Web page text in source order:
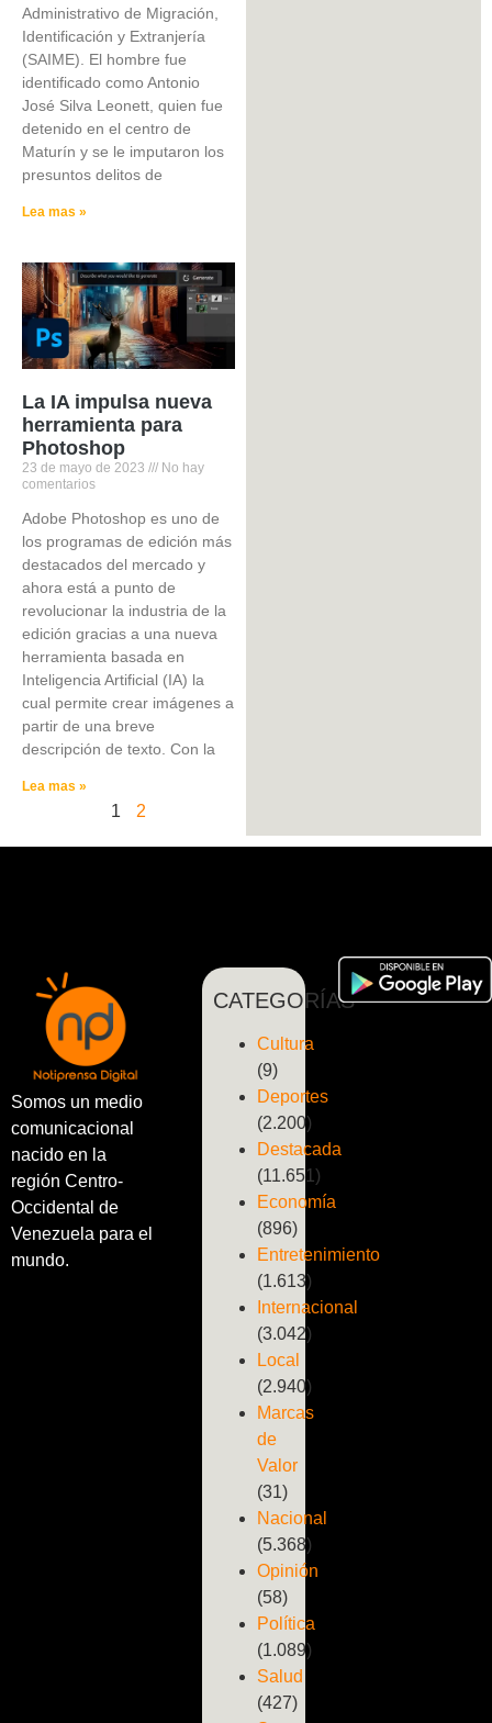
Administrativo de Migración,
Identificación y Extranjería
(SAIME). El hombre fue
identificado como Antonio
José Silva Leonett, quien fue
detenido en el centro de
Maturín y se le imputaron los
presuntos delitos de
Lea mas »
La IA impulsa nueva
herramienta para
Photoshop
23 de mayo de 2023
No hay
comentarios
Adobe Photoshop es uno de
los programas de edición más
destacados del mercado y
ahora está a punto de
revolucionar la industria de la
edición gracias a una nueva
herramienta basada en
Inteligencia Artificial (IA) la
cual permite crear imágenes a
partir de una breve
descripción de texto. Con la
Lea mas »
1 2
Somos un medio
comunicacional
nacido en la
región Centro-
Occidental de
Venezuela para el
mundo.
CATEGORÍAS
Cultura
(9)
Deportes
(2.200)
Destacada
(11.651)
Economía
(896)
Entretenimiento
(1.613)
Internacional
(3.042)
Local
(2.940)
Marcas
de
Valor
(31)
Nacional
(5.368)
Opinión
(58)
Política
(1.089)
Salud
(427)